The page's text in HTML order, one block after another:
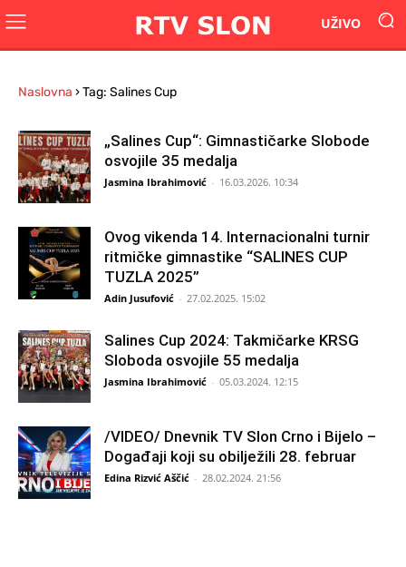
UŽIVO
Naslovna ›Tag: Salines Cup
„Salines Cup“: Gimnastičarke Slobode
osvojile 35 medalja
Jasmina Ibrahimović - 16.03.2026. 10:34
Ovog vikenda 14. Internacionalni turnir
ritmičke gimnastike “SALINES CUP
TUZLA 2025”
Adin Jusufović - 27.02.2025. 15:02
Salines Cup 2024: Takmičarke KRSG
Sloboda osvojile 55 medalja
Jasmina Ibrahimović - 05.03.2024. 12:15
/VIDEO/ Dnevnik TV Slon Crno i Bijelo –
Događaji koji su obilježili 28. februar
Edina Rizvić Aščić - 28.02.2024. 21:56